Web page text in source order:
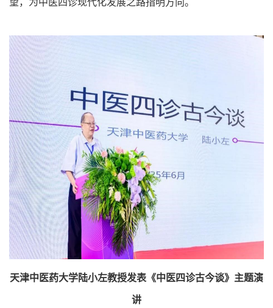
天津中医药大学陆小左教授发表《中医四诊古今谈》主题演
讲